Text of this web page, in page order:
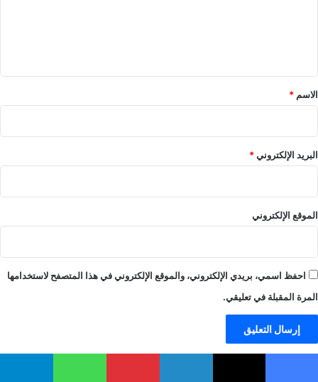
*
الاسم *
البريد الإلكتروني*
الموقع الإلكتروني
احفظ اسمي، بريدي الإلكتروني، والموقع الإلكتروني في هذا المتصفح لاستخدامها
المرة المقبلة في تعليقي.